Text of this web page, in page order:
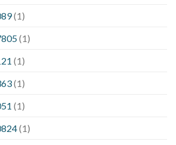
(1)
(1)
(1)
(1)
(1)
(1)